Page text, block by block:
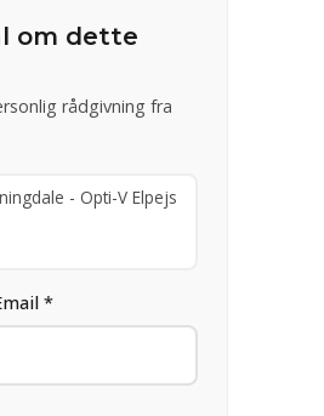
om dette
rådgivning fra
- Opti-V Elpejs
*